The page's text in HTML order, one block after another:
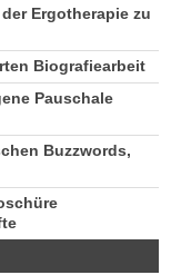
Ergotherapie zu
Biografiearbeit
Pauschale
Buzzwords,